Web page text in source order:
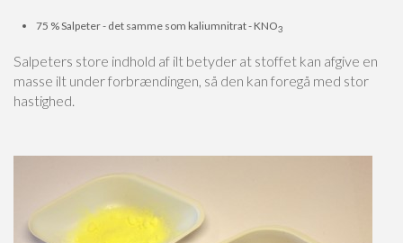
75 % Salpeter - det samme som kaliumnitrat - KNO3
Salpeters store indhold af ilt betyder at stoffet kan afgive en
masse ilt under forbrændingen, så den kan foregå med stor
hastighed.